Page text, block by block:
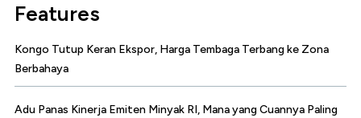
Features
Kongo Tutup Keran Ekspor, Harga Tembaga Terbang ke Zona
Berbahaya
Adu Panas Kinerja Emiten Minyak RI, Mana yang Cuannya Paling